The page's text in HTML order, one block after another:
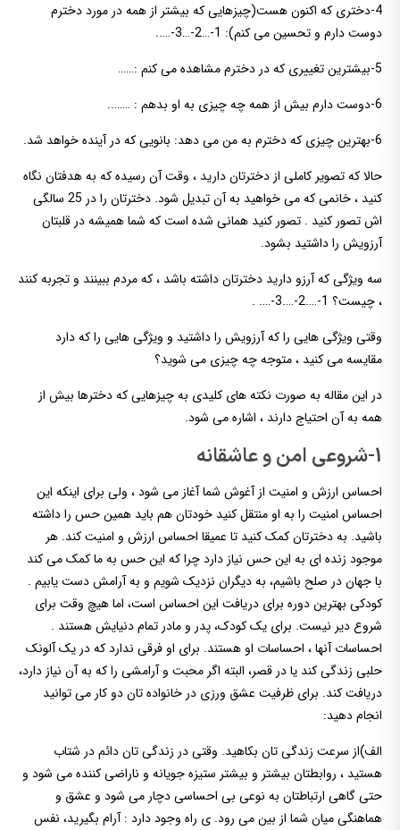
4-دختری که اکنون هست(چیزهایی که بیشتر از همه در مورد دخترم
دوست دارم و تحسین می کنم): 1-…2-…3-…..
5-بیشترین تغییری که در دخترم مشاهده می کنم :……
6-دوست دارم بیش از همه چه چیزی به او بدهم : ……..
6-بهترین چیزی که دخترم به من می دهد: بانویی که در آینده خواهد شد.
حالا که تصویر کاملی از دخترتان دارید ، وقت آن رسیده که به هدفتان نگاه
کنید ، خانمی که می خواهید به آن تبدیل شود. دخترتان را در 25 سالگی
اش تصور کنید . تصور کنید همانی شده است که شما همیشه در قلبتان
آرزویش را داشتید بشود.
سه ویژگی که آرزو دارید دخترتان داشته باشد ، که مردم ببینند و تجربه کنند
، چیست؟ 1-….2-….3-…. .
وقتی ویژگی هایی را که آرزویش را داشتید و ویژگی هایی را که دارد
مقایسه می کنید ، متوجه چه چیزی می شوید؟
در این مقاله به صورت نکته های کلیدی به چیزهایی که دخترها بیش از
همه به آن احتیاج دارند ، اشاره می شود.
1-شروعی امن و عاشقانه
احساس ارزش و امنیت از آغوش شما آغاز می شود ، ولی برای اینکه این
احساس امنیت را به او منتقل کنید خودتان هم باید همین حس را داشته
باشید. به دخترتان کمک کنید تا عمیقا احساس ارزش و امنیت کند. هر
موجود زنده ای به این حس نیاز دارد چرا که این حس به ما کمک می کند
با جهان در صلح باشیم، به دیگران نزدیک شویم و به آرامش دست یابیم .
کودکی بهترین دوره برای دریافت این احساس است، اما هیچ وقت برای
شروع دیر نیست. برای یک کودک، پدر و مادر تمام دنیایش هستند .
احساسات آنها ، احساسات او هستند. برای او فرقی ندارد که در یک آلونک
حلبی زندگی کند یا در قصر، البته اگر محبت و آرامشی را که به آن نیاز دارد،
دریافت کند. برای ظرفیت عشق ورزی در خانواده تان دو کار می توانید
انجام دهید:
الف)از سرعت زندگی تان بکاهید. وقتی در زندگی تان دائم در شتاب
هستید ، روابطتان بیشتر و بیشتر ستیزه جویانه و ناراضی کننده می شود و
حتی گاهی ارتباطتان به نوعی بی احساسی دچار می شود و عشق و
هماهنگی میان شما از بین می رود. ی راه وجود دارد : آرام بگیرید، نفس